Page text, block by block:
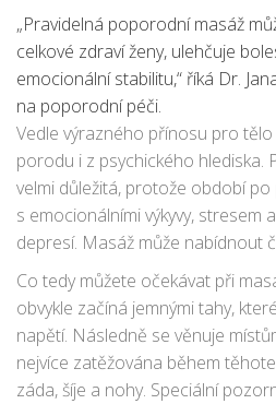
pravidelně absolvovaly masáže
úroveň úzkosti a deprese, lepší
fyzické zotavení.
„Pravidelná poporodní masáž
celkové zdraví ženy, ulehčuje
emocionální stabilitu,“ říká Dr.
na poporodní péči.
Vedle výrazného přínosu pro
porodu i z psychického hlediska.
velmi důležitá, protože období
s emocionálními výkyvy, stresem
depresí. Masáž může nabídnout
regeneraci, což je v tomto
Co tedy můžete očekávat při
obvykle začíná jemnými tahy,
napětí. Následně se věnuje
nejvíce zatěžována během
záda, šíje a nohy. Speciální